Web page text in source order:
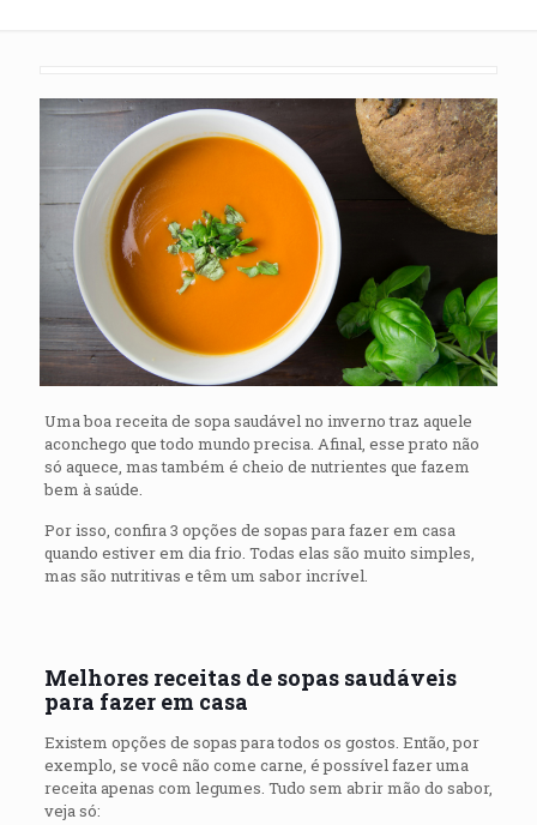
Uma boa receita de sopa saudável no inverno traz aquele
aconchego que todo mundo precisa. Afinal, esse prato não
só aquece, mas também é cheio de nutrientes que fazem
bem à saúde.
Por isso, confira 3 opções de sopas para fazer em casa
quando estiver em dia frio. Todas elas são muito simples,
mas são nutritivas e têm um sabor incrível.
Melhores receitas de sopas saudáveis
para fazer em casa
Existem opções de sopas para todos os gostos. Então, por
exemplo, se você não come carne, é possível fazer uma
receita apenas com legumes. Tudo sem abrir mão do sabor,
veja só: